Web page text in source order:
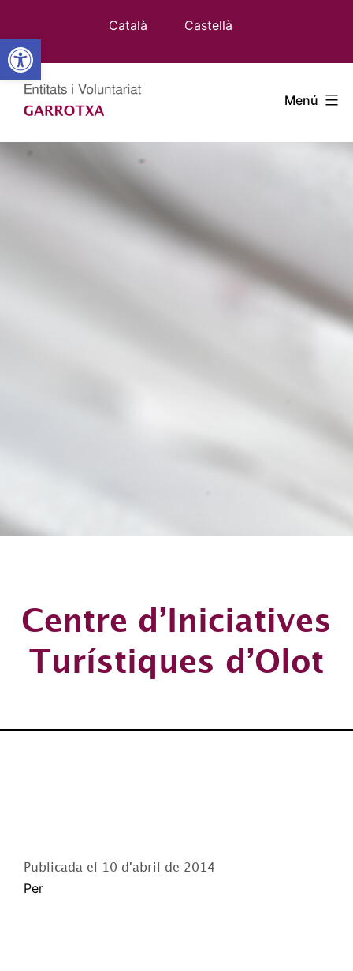
Obre la barra d'eines
al
contingut
Català Castellà
Menú
Centre d’Iniciatives
Turístiques d’Olot
Publicada el 10 d'abril de 2014
Per